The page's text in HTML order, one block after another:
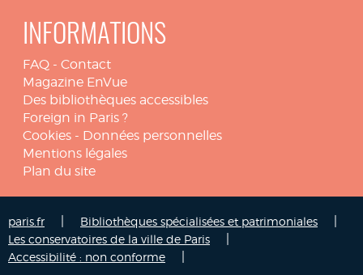
INFORMATIONS
FAQ - Contact
Magazine EnVue
Des bibliothèques accessibles
Foreign in Paris ?
Cookies - Données personnelles
Mentions légales
Plan du site
paris.fr Bibliothèques spécialisées et patrimoniales
Les conservatoires de la ville de Paris
Accessibilité : non conforme